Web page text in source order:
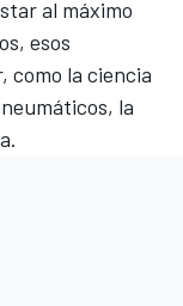
al máximo
esos
como la ciencia
la